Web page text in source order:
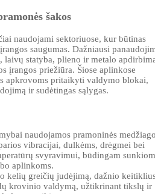
šakos
naudojami sektoriuose, kur būtinas
saugumas. Dažniausi
laivų statyba, plieno ir metalo
įrangos priežiūra. Šiose aplinkose
apkrovoms pritaikyti valdymo blokai,
ir sudėtingas sąlygas.
naudojamos pramoninės
vibracijai, dulkėms, drėgmei bei
svyravimui, būdingam
aplinkoms.
kelių greičių judėjimą, dažnio
krovinio valdymą, užtikrinant tikslų ir